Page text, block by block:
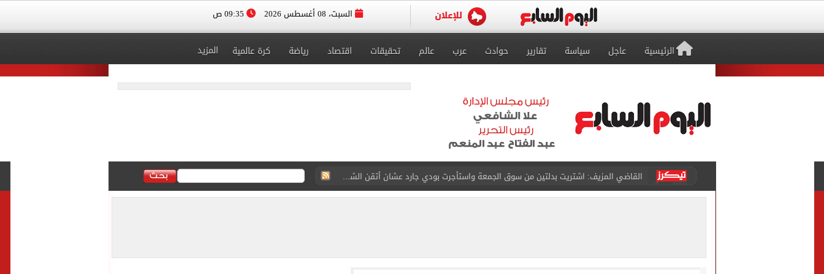
السبت، 08 أغسطس 2026
الرئيسية عاجل سياسة تقارير حوادث عرب عالم تحقيقات اقتصاد رياضة كرة عالمية المزيد
برشلونة يطرح تذاكر مواجهة الأهلي على كأس خوان جامبر
طرابزون سبور ينفي الحجز على مستحقات محمد صلاح
الأهلي ينهي مرانه الأول فى معسكر إسبانيا.. جلسة عموتة وفقرة بدنية.. صور